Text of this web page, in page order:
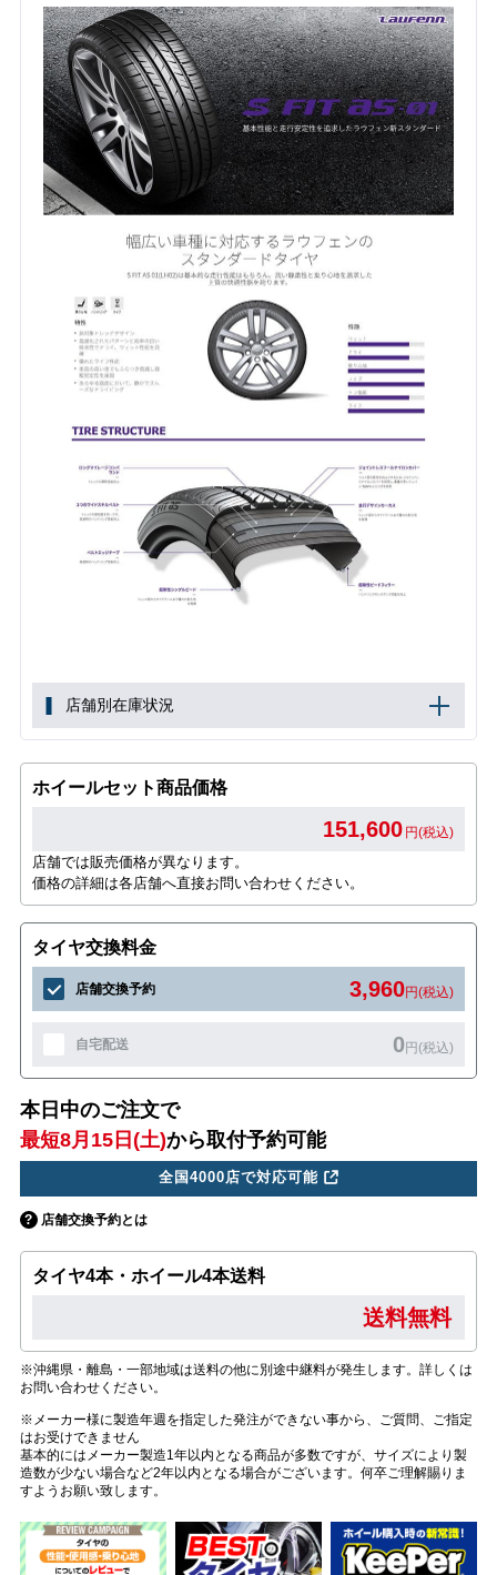
店舗別在庫状況
ホイールセット商品価格
151,600 円(税込)
店舗では販売価格が異なります。
価格の詳細は各店舗へ直接お問い合わせください。
タイヤ交換料金
店舗交換予約 3,960円(税込)
自宅配送 0円(税込)
本日中のご注文で
最短8月15日(土)から取付予約可能
全国4000店で対応可能
店舗交換予約とは
タイヤ4本・ホイール4本送料
送料無料
※沖縄県・離島・一部地域は送料の他に別途中継料が発生します。詳しくは
お問い合わせください。
※メーカー様に製造年週を指定した発注ができない事から、ご質問、ご指定
はお受けできません
基本的にはメーカー製造1年以内となる商品が多数ですが、サイズにより製
造数が少ない場合など2年以内となる場合がございます。何卒ご理解賜りま
すようお願い致します。